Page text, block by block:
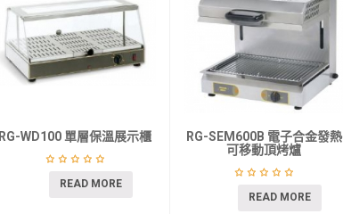
RG-WD100 單層保溫展示櫃
READ MORE
RG-SEM600B 電子合金發熱
可移動頂烤爐
READ MORE